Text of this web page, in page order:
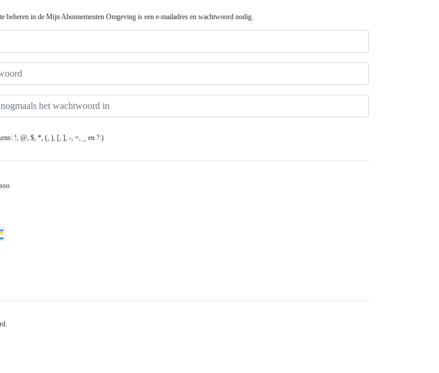
beheren in de Mijn Abonnementen Omgeving is een e-mailadres en wachtwoord nodig.
!, @, $, *, (, ), [, ], -, =, _ en ?.)